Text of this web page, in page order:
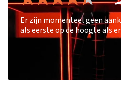
Er zijn momenteel geen
als eerste op de hoogte als